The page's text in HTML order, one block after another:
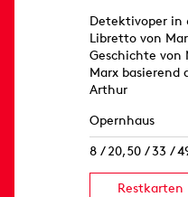
Detektivoper in
Libretto von
Geschichte von
Marx basierend
Arthur
Opernhaus
8 / 20,50 / 33 /
Restkarten